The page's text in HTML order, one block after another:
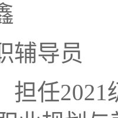
辅导员
担任